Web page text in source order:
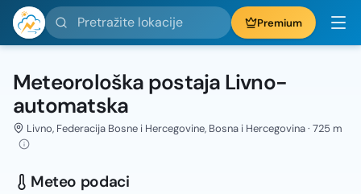
Pretražite lokacije Premium
Meteorološka postaja Livno-
automatska
Livno, Federacija Bosne i Hercegovine, Bosna i Hercegovina · 725 m
Meteo podaci